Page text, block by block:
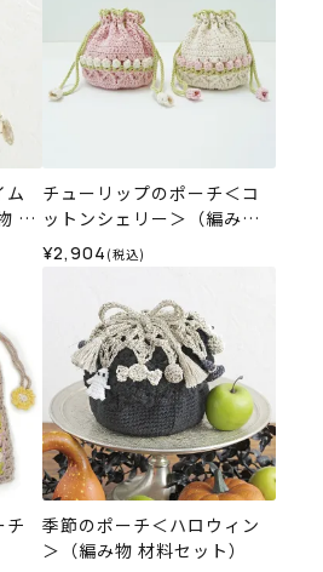
ム
材
チューリップのポーチ＜コ
ットンシェリー＞（編み物
材料セット）
¥2,904 (税込)
チ
季節のポーチ＜ハロウィン
＞（編み物 材料セット）